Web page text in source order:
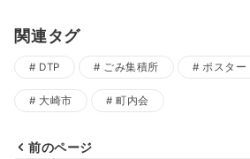
関連タグ
DTP ごみ集積所 ポスター
大崎市 町内会
前のページ